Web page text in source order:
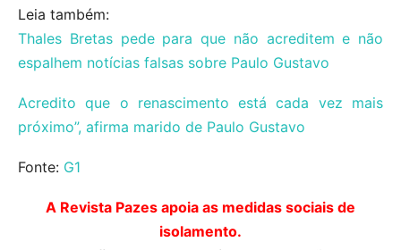
Leia também:
Thales Bretas pede para que não acreditem e não
espalhem notícias falsas sobre Paulo Gustavo
Acredito que o renascimento está cada vez mais
próximo”, afirma marido de Paulo Gustavo
Fonte: G1
A Revista Pazes apoia as medidas sociais de
isolamento.